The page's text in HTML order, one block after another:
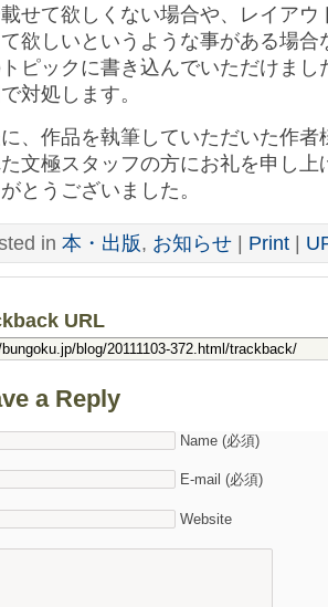
せて欲しくない場合や、レイアウ
欲しいというような事がある場
ピックに書き込んでいただけま
対処します。
、作品を執筆していただいた作者
た文極スタッフの方にお礼を申し
とうございました。
in 本・出版, お知らせ | Print |
URL
a Reply
Name (必須)
E-mail (必須)
Website